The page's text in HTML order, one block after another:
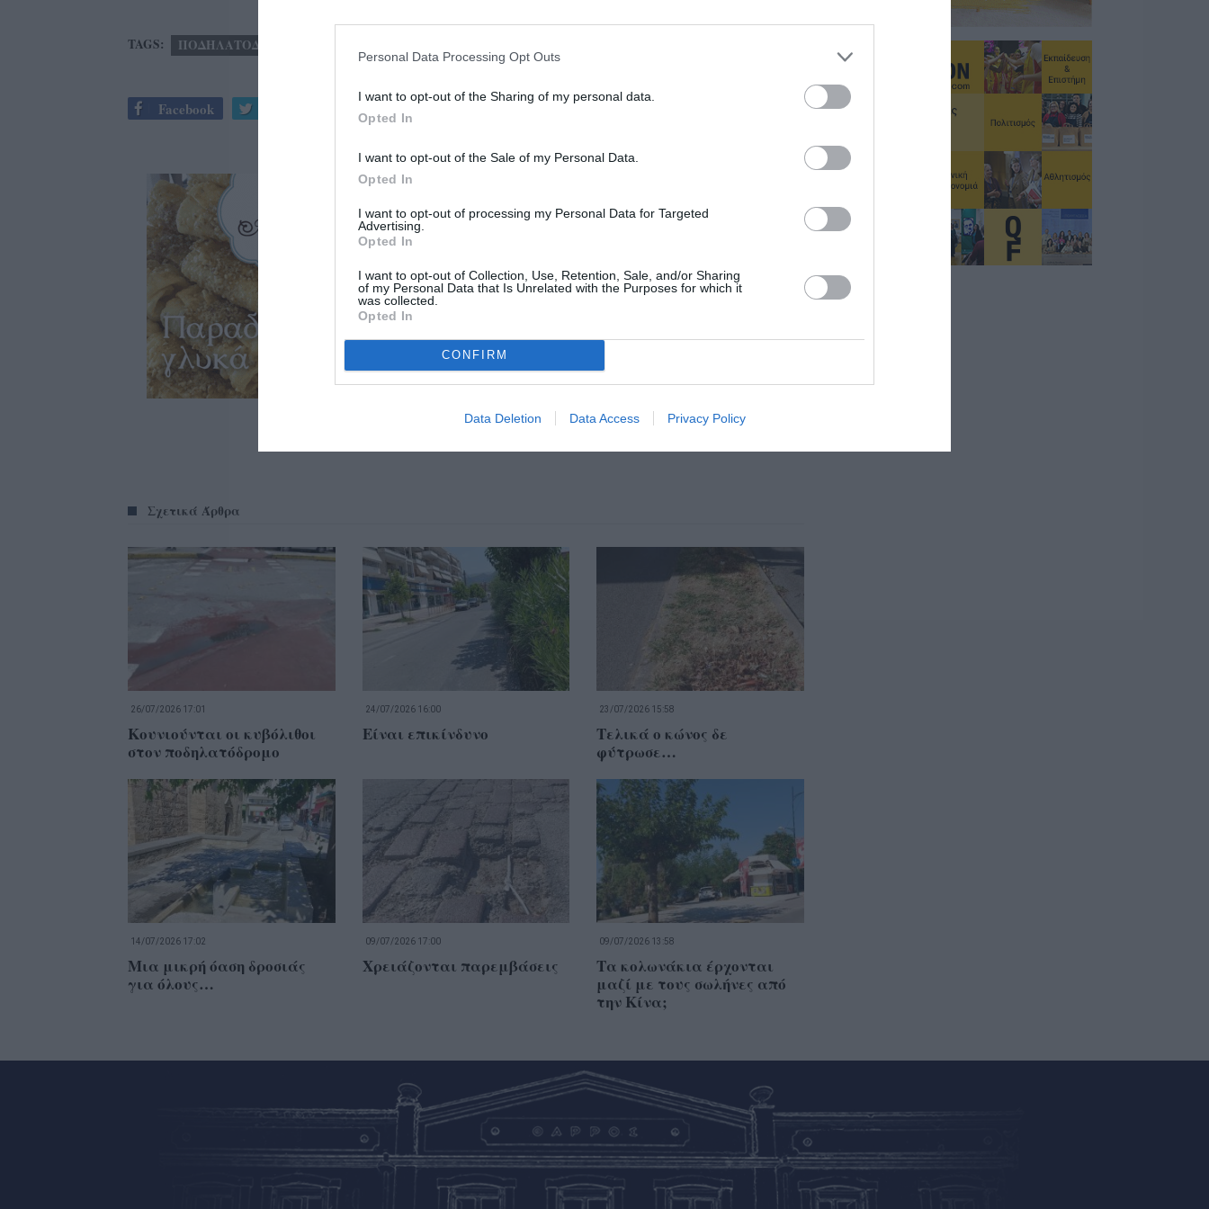
Personal Data Processing Opt Outs
I want to opt-out of the Sharing of my personal data.
Opted In
I want to opt-out of the Sale of my Personal Data.
Opted In
I want to opt-out of processing my Personal Data for Targeted
Advertising.
Opted In
I want to opt-out of Collection, Use, Retention, Sale, and/or Sharing
of my Personal Data that Is Unrelated with the Purposes for which it
was collected.
Opted In
CONFIRM
Data Deletion Data Access Privacy Policy
TAGS: ΠΟΔΗΛΑΤΟΔΡΟΜΟΣ
Facebook
Σχετικά Άρθρα
26/07/2026 17:01
Κουνιούνται οι κυβόλιθοι
στον ποδηλατόδρομο
24/07/2026 16:00
Είναι επικίνδυνο
23/07/2026 15:58
Τελικά ο κώνος δε
φύτρωσε…
14/07/2026 17:02
Μια μικρή όαση δροσιάς
για όλους…
09/07/2026 17:00
Χρειάζονται παρεμβάσεις
09/07/2026 13:58
Τα κολωνάκια έρχονται
μαζί με τους σωλήνες από
την Κίνα;